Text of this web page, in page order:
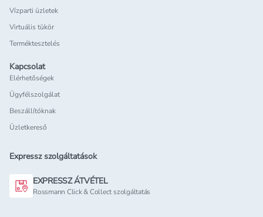
Vízparti üzletek
Virtuális tükör
Terméktesztelés
Kapcsolat
Elérhetőségek
Ügyfélszolgálat
Beszállítóknak
Üzletkereső
Expressz szolgáltatások
EXPRESSZ ÁTVÉTEL
Rossmann Click & Collect szolgáltatás